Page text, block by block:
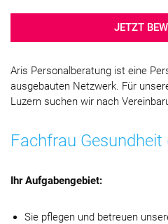
JETZT
Aris Personalberatung ist eine
ausgebauten Netzwerk. Für
Luzern suchen wir nach
Fachfrau Gesundheit
Ihr Aufgabengebiet:
Sie pflegen und betreuen